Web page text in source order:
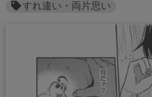
すれ違い・両片思い